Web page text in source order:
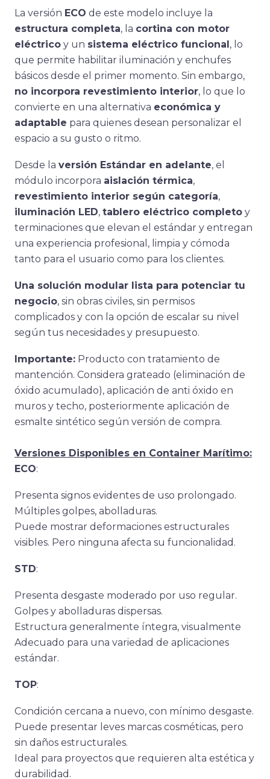
La versión ECO de este modelo incluye la
estructura completa, la cortina con motor
eléctrico y un sistema eléctrico funcional, lo
que permite habilitar iluminación y enchufes
básicos desde el primer momento. Sin embargo,
no incorpora revestimiento interior, lo que lo
convierte en una alternativa económica y
adaptable para quienes desean personalizar el
espacio a su gusto o ritmo.
Desde la versión Estándar en adelante, el
módulo incorpora aislación térmica,
revestimiento interior según categoría,
iluminación LED, tablero eléctrico completo y
terminaciones que elevan el estándar y entregan
una experiencia profesional, limpia y cómoda
tanto para el usuario como para los clientes.
Una solución modular lista para potenciar tu
negocio, sin obras civiles, sin permisos
complicados y con la opción de escalar su nivel
según tus necesidades y presupuesto.
Importante: Producto con tratamiento de
mantención. Considera grateado (eliminación de
óxido acumulado), aplicación de anti óxido en
muros y techo, posteriormente aplicación de
esmalte sintético según versión de compra.
Versiones Disponibles en Container Marítimo:
ECO:
Presenta signos evidentes de uso prolongado.
Múltiples golpes, abolladuras.
Puede mostrar deformaciones estructurales
visibles. Pero ninguna afecta su funcionalidad.
STD:
Presenta desgaste moderado por uso regular.
Golpes y abolladuras dispersas.
Estructura generalmente íntegra, visualmente
Adecuado para una variedad de aplicaciones
estándar.
TOP:
Condición cercana a nuevo, con mínimo desgaste.
Puede presentar leves marcas cosméticas, pero
sin daños estructurales.
Ideal para proyectos que requieren alta estética y
durabilidad.